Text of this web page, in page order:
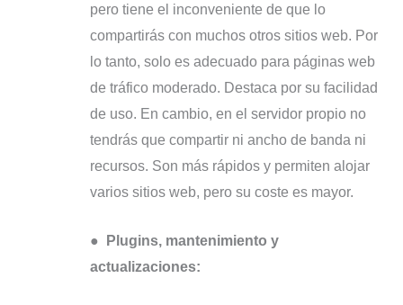
pero tiene el inconveniente de que lo
compartirás con muchos otros sitios web. Por
lo tanto, solo es adecuado para páginas web
de tráfico moderado. Destaca por su facilidad
de uso. En cambio, en el servidor propio no
tendrás que compartir ni ancho de banda ni
recursos. Son más rápidos y permiten alojar
varios sitios web, pero su coste es mayor.
●
Plugins, mantenimiento y
actualizaciones: